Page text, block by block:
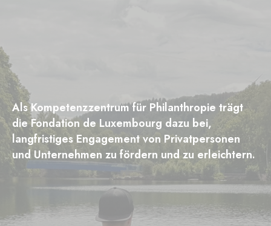
Als Kompetenzzentrum für Philanthropie trägt
die Fondation de Luxembourg dazu bei,
langfristiges Engagement von Privatpersonen
und Unternehmen zu fördern und zu erleichtern.